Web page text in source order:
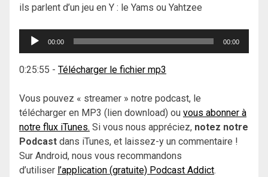
ils parlent d’un jeu en Y : le Yams ou Yahtzee
Lecteur
00:00 00:00
0:25:55 - Télécharger le fichier mp3
Vous pouvez « streamer » notre podcast, le
télécharger en MP3 (lien download) ou vous abonner à
notre flux iTunes. Si vous nous appréciez, notez notre
Podcast dans iTunes, et laissez-y un commentaire !
Sur Android, nous vous recommandons
d’utiliser l’application (gratuite) Podcast Addict.